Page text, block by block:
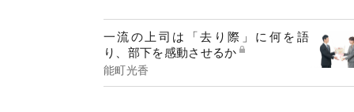
一流の上司は「去り際」に何を語
り、部下を感動させるか
能町光香